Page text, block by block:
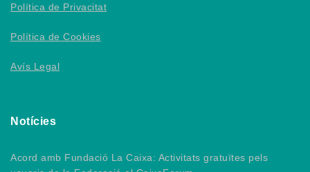
Política de Privacitat
Política de Cookies
Avís Legal
Notícies
Acord amb Fundació La Caixa: Activitats gratuïtes pels